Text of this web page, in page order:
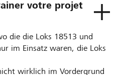
votre projet
die die Loks 18513 und
im Einsatz waren, die Loks
wirklich im Vordergrund